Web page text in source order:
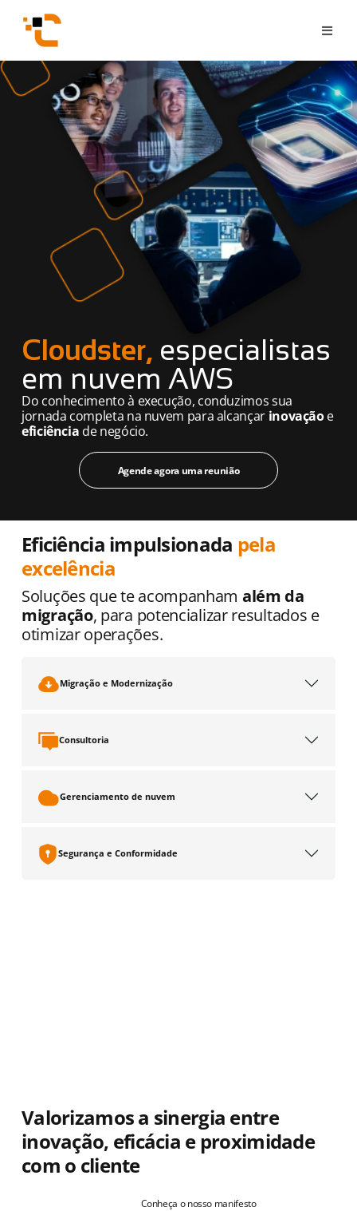
Cloudster, especialistas
em nuvem AWS
Do conhecimento à execução, conduzimos sua
jornada completa na nuvem para alcançar inovaçãoe
eficiência de negócio.
Agende agora uma reunião
Eficiência impulsionada pela
excelência
Soluções que te acompanham além da
migração, para potencializar resultados e
otimizar operações.
Migração e Modernização
Consultoria
Gerenciamento de nuvem
Segurança e Conformidade
Valorizamos a sinergia entre
inovação, eficácia e proximidade
com o cliente
Conheça o nosso manifesto